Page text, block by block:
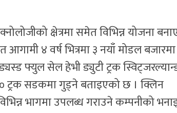
क्षेत्रमा समेत विभिन्न योजना
आगामी ४ वर्ष भित्रमा ३ नयाँ मोडल बजारमा
फ्युल सेल हेभी ड्युटी ट्रक
ट्रक सडकमा गुड्ने बताइएको छ । क्लिन
भागमा उपलब्ध गराउने कम्पनीको